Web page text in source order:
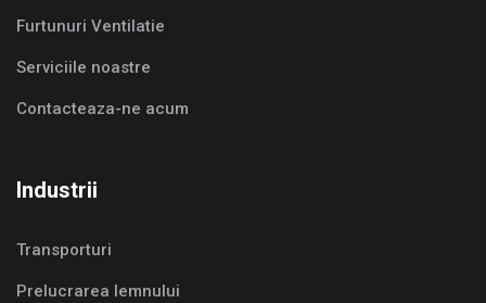
Furtunuri Ventilatie
Serviciile noastre
Contacteaza-ne acum
Industrii
Transporturi
Prelucrarea lemnului